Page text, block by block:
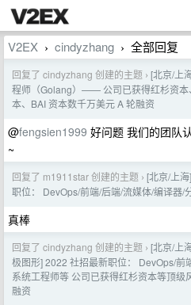
V2EX › cindyzhang › 全部回复
回复了 cindyzhang 创建的主题 › [北京/上
程师（Golang）—— 公司已获得红杉资本
本、BAI 资本数千万美元 A 轮融资
@fengsien1999 好问题 我们的团队
~
回复了 m1911star 创建的主题 › [北京/上
职位： DevOps/前端/后端/流媒体/编译器/
真棒
回复了 cindyzhang 创建的主题 › [北京/上
极图形] 2022 社招最新职位： DevOps/前
系统工程师等 公司已获得红杉资本等顶级
融资